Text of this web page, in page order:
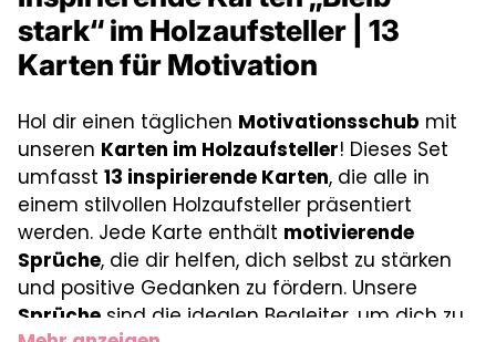
stark“ im Holzaufsteller | 13
Karten für Motivation
Hol dir einen täglichen Motivationsschub mit
unseren Karten im Holzaufsteller! Dieses Set
umfasst 13 inspirierende Karten, die alle in
einem stilvollen Holzaufsteller präsentiert
werden. Jede Karte enthält motivierende
Sprüche, die dir helfen, dich selbst zu stärken
und positive Gedanken zu fördern. Unsere
Sprüche sind die idealen Begleiter, um dich zu